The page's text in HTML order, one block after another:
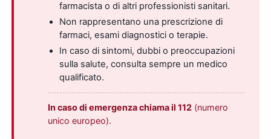
farmacista o di altri professionisti sanitari.
Non rappresentano una prescrizione di
farmaci, esami diagnostici o terapie.
In caso di sintomi, dubbi o preoccupazioni
sulla salute, consulta sempre un medico
qualificato.
In caso di emergenza chiama il 112 (numero
unico europeo).